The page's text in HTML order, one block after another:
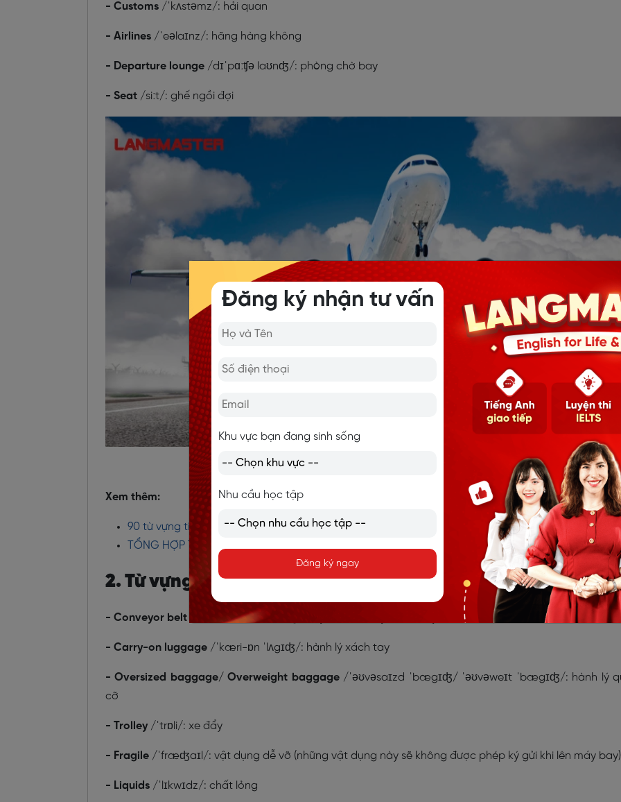
- Customs /ˈkʌstəmz/: hải quan
- Airlines /ˈeəlaɪnz/: hãng hàng không
- Departure lounge /dɪˈpɑːʧə laʊnʤ/: phòng chờ bay
- Seat /siːt/: ghế ngồi đợi
Từ vựng tiếng Anh về các thủ tục cần biết
Xem thêm:
90 từ vựng tiếng Anh giao tiếp thông dụng theo chủ đề
TỔNG HỢP TRẠNG TỪ TIẾNG ANH KHÔNG CÓ ĐUÔI -LY
2. Từ vựng tiếng Anh về các hành lý
- Conveyor belt kənˈveɪə bɛlt/ : băng chuyền vận chuyển hành lý
- Carry-on luggage /ˈkæri-ɒn ˈlʌgɪʤ/: hành lý xách tay
- Oversized baggage/ Overweight baggage/ˈəʊvəsaɪzd ˈbægɪʤ/ ˈəʊvəweɪt ˈbægɪʤ/: hành lý
cỡ
- Trolley /ˈtrɒli/: xe đẩy
- Fragile /ˈfræʤaɪl/: vật dụng dễ vỡ (những vật dụng này sẽ không được phép ký gửi khi lên máy bay)
- Liquids /ˈlɪkwɪdz/: chất lỏng
Đăng ký nhận tư vấn
Khu vực bạn đang sinh sống
Nhu cầu học tập
Đăng ký ngay